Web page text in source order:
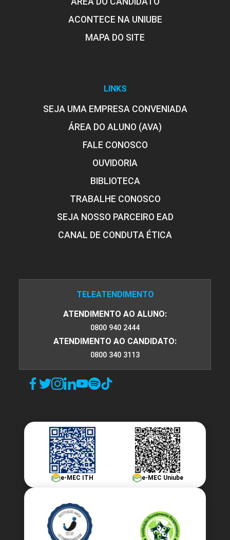
ACONTECE NA UNIUBE
MAPA DO SITE
LINKS
SEJA UMA EMPRESA CONVENIADA
ÁREA DO ALUNO (AVA)
FALE CONOSCO
OUVIDORIA
BIBLIOTECA
TRABALHE CONOSCO
SEJA NOSSO PARCEIRO EAD
CANAL DE CONDUTA ÉTICA
TELEATENDIMENTO
ATENDIMENTO AO ALUNO:
0800 940 2444
ATENDIMENTO AO CANDIDATO:
0800 340 3113
e-MEC ITH e-MEC Uniube